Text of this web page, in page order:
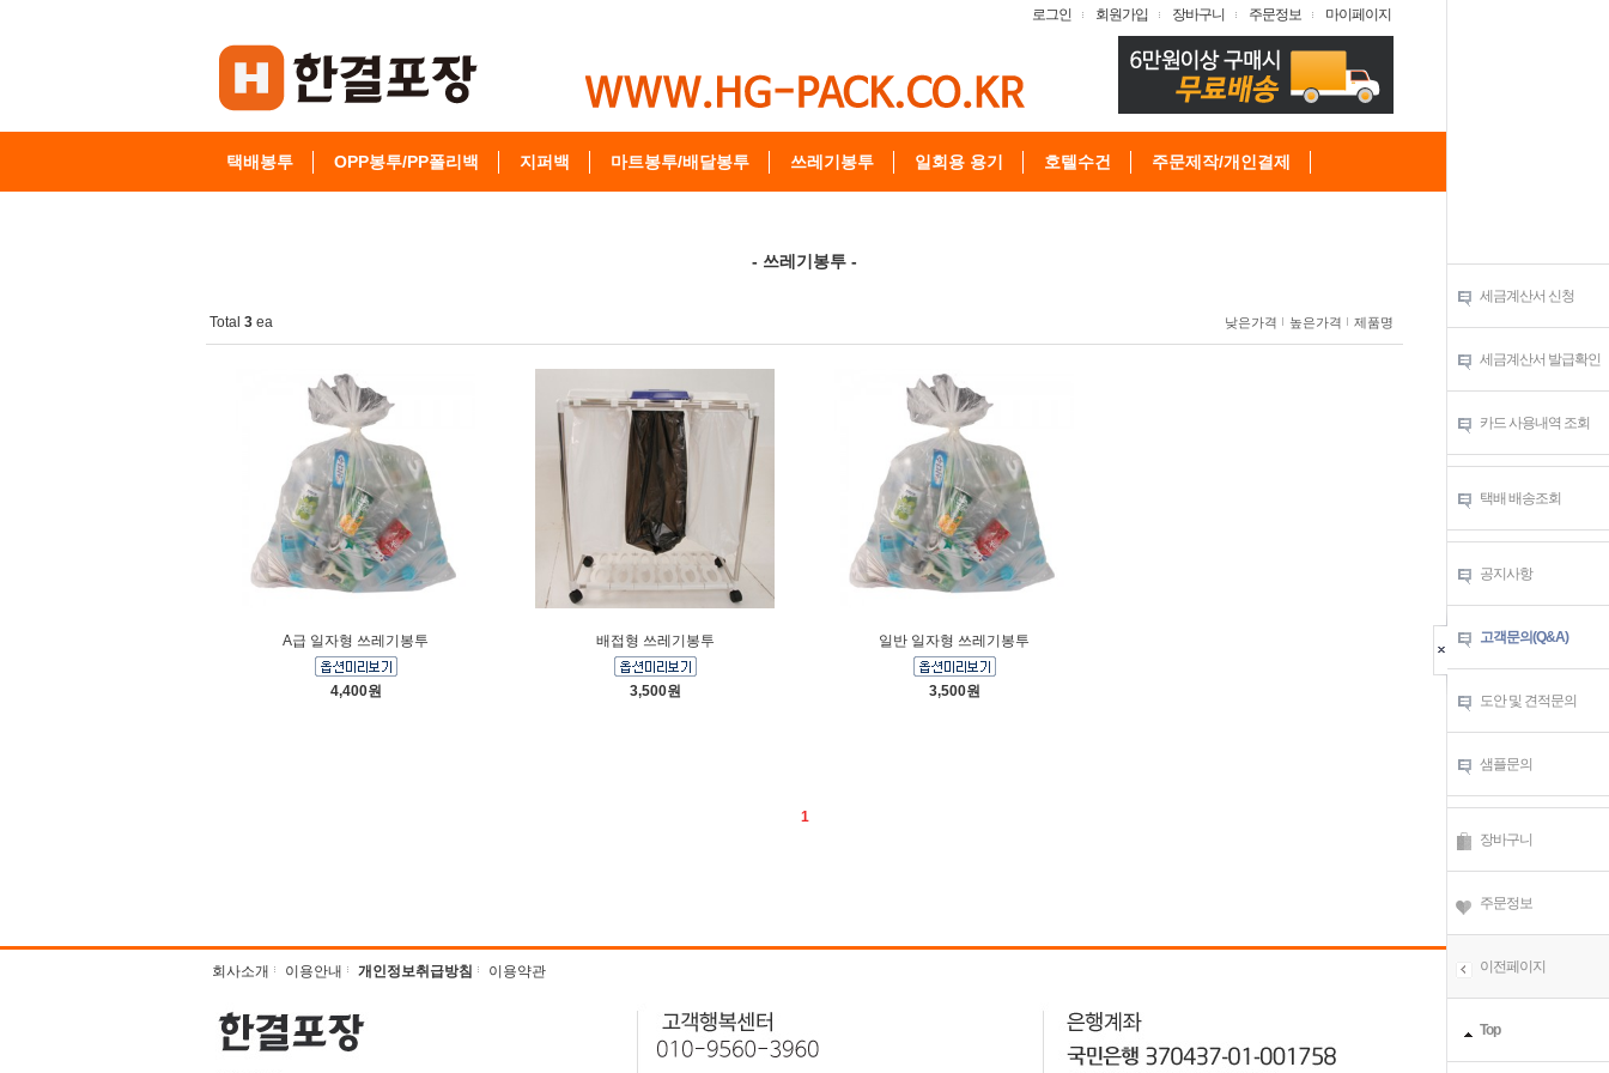
로그인 회원가입 장바구니 주문정보 마이페이지
택배봉투 OPP봉투/PP폴리백 지퍼백 마트봉투/배달봉투 쓰레기봉투 일회용 용기 호텔수건 주문제작/개인결제
- 쓰레기봉투 -
Total 3 ea 낮은가격 높은가격 제품명
A급 일자형 쓰레기봉투
4,400원
배접형 쓰레기봉투
3,500원
일반 일자형 쓰레기봉투
3,500원
1
회사소개 이용안내 개인정보취급방침 이용약관
세금계산서 신청
세금계산서 발급확인
카드 사용내역 조회
택배 배송조회
공지사항
고객문의(Q&A)
도안 및 견적문의
샘플문의
장바구니
주문정보
이전페이지
Top